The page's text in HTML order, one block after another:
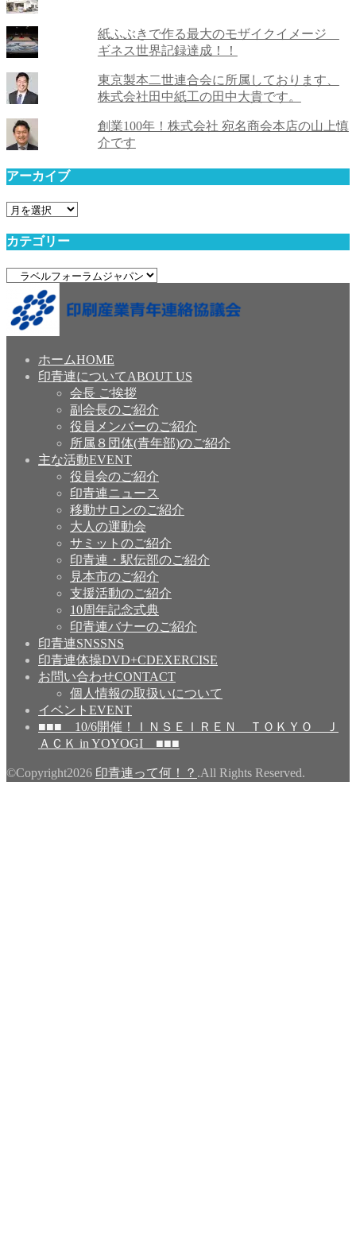
紙ふぶきで作る最大のモザイクイメージ
ギネス世界記録達成！！
東京製本二世連合会に所属しております、
株式会社田中紙工の田中大貴です。
創業100年！株式会社 宛名商会本店の山上慎
介です
アーカイブ
ア
カ
カテゴリー
ゴ
リ
ホームHOME
印青連についてABOUT US
会長 ご挨拶
副会長のご紹介
役員メンバーのご紹介
所属８団体(青年部)のご紹介
主な活動EVENT
役員会のご紹介
印青連ニュース
移動サロンのご紹介
大人の運動会
サミットのご紹介
印青連・駅伝部のご紹介
見本市のご紹介
支援活動のご紹介
10周年記念式典
印青連バナーのご紹介
印青連SNSSNS
印青連体操DVD+CDEXERCISE
お問い合わせCONTACT
個人情報の取扱いについて
イベント EVENT
■■■ 10/6開催！ＩＮＳＥＩＲＥＮ ＴＯＫＹＯ Ｊ
ＡＣＫ in YOYOGI ■■■
©Copyright2026 印青連って何！？ .All Rights Reserved.